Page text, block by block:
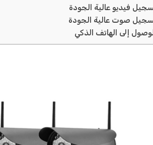
فيديو عالية الجودة
صوت عالية الجودة
إلى الهاتف الذكي